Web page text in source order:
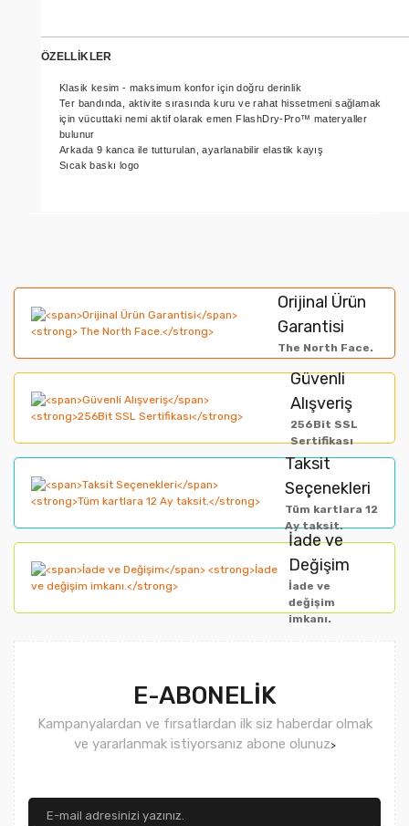
ÖZELLİKLER
Klasik kesim - maksimum konfor için doğru derinlik
Ter bandında, aktivite sırasında kuru ve rahat hissetmeni sağlamak
için vücuttaki nemi aktif olarak emen FlashDry-Pro™ materyaller
bulunur
Arkada 9 kanca ile tutturulan, ayarlanabilir elastik kayış
Sıcak baskı logo
Yorum Yaz
formunu kullanarak tarafımıza iletebilirsiniz.
Görüş ve önerileriniz için teşekkür ederiz.
Ürün resmi kalitesiz, bozuk veya görüntülenemiyor.
Ürün açıklamasında eksik bilgiler bulunuyor.
Bu ürüne benzer farklı alternatifler olmalı.
Orijinal Ürün
Garantisi
The North Face.
Güvenli
Alışveriş
256Bit SSL
Sertifikası
Taksit
Seçenekleri
Tüm kartlara 12
Ay taksit.
İade ve
Değişim
İade ve
değişim
imkanı.
E-ABONELİK
Kampanyalardan ve fırsatlardan ilk siz haberdar olmak
ve yararlanmak istiyorsanız abone olunuz>